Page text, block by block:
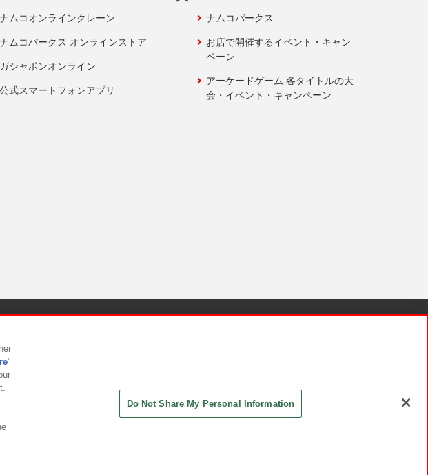
ナムコオンラインクレーン
ナムコパークス オンラインストア
ガシャポンオンライン
公式スマートフォンアプリ
ナムコパークス
お店で開催するイベント・キャン
ペーン
アーケードゲーム 各タイトルの大
会・イベント・キャンペーン
針
"
Do Not Share My Personal Information